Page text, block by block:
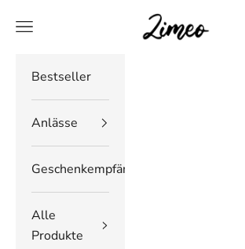
Zimeo Deutschland
Navigationsmenü öffnen
Bestseller
Anlässe
Geschenkempfänger
Alle
Produkte